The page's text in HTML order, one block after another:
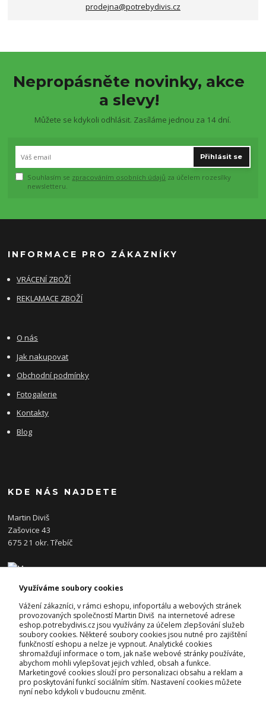
prodejna@potrebydivis.cz
Nepropásněte novinky, akce
a slevy!
Můžete se kdykoli odhlásit. Zasíláme jednou za 14 dní.
Přihlásit se
Souhlasím se zpracováním osobních údajů za účelem rozesílky
newsletteru.
INFORMACE PRO ZÁKAZNÍKY
VRÁCENÍ ZBOŽÍ
REKLAMACE ZBOŽÍ
O nás
Jak nakupovat
Obchodní podmínky
Fotogalerie
Kontakty
Blog
KDE NÁS NAJDETE
Martin Diviš
Zašovice 43
675 21 okr. Třebíč
KONTAKTY
Josef Diviš
+420 728 382 742
(Po-Pá, 7-17hod.)
prodejna@potrebydivis.cz
Využíváme soubory cookies
Vážení zákazníci, v rámci eshopu, infoportálu a webových stránek
provozovaných společností Martin Diviš na internetové adrese
eshop.potrebydivis.cz jsou využívány za účelem zlepšování služeb
soubory cookies. Některé soubory cookies jsou nutné pro zajištění
funkčností eshopu a nelze je vypnout. Analytické cookies
shromažďují informace o tom, jak naše webové stránky používáte,
abychom mohli vylepšovat jejich vzhled, obsah a funkce.
Marketingové cookies slouží pro personalizaci obsahu a reklam a
pro poskytování funkcí sociálním sítím. Nastavení cookies můžete
nyní nebo kdykoli v budoucnu změnit.